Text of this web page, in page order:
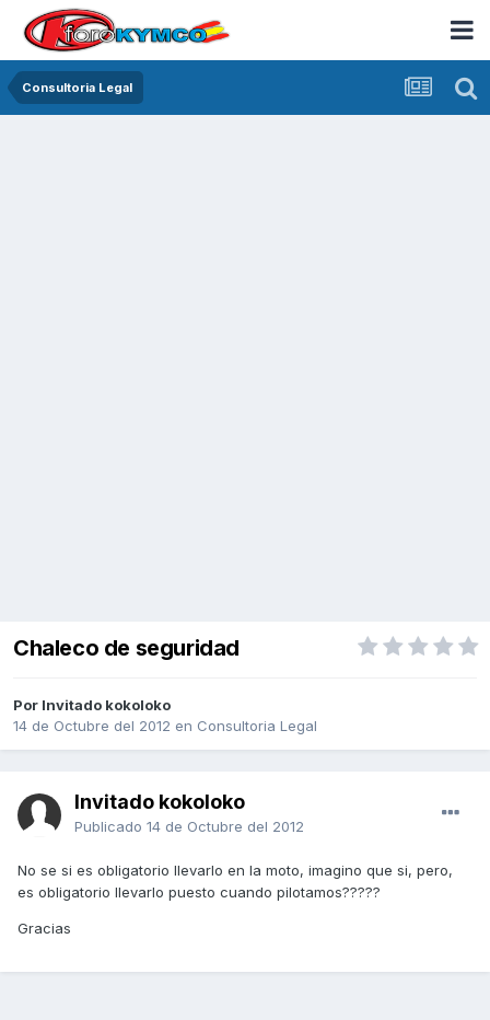
Consultoria Legal
Chaleco de seguridad
Por Invitado kokoloko
14 de Octubre del 2012 en Consultoria Legal
Invitado kokoloko
Publicado 14 de Octubre del 2012
No se si es obligatorio llevarlo en la moto, imagino que si, pero,
es obligatorio llevarlo puesto cuando pilotamos?????
Gracias